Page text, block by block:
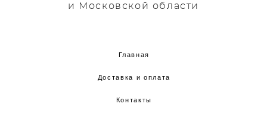
и Московской области
Главная
Доставка и оплата
Контакты